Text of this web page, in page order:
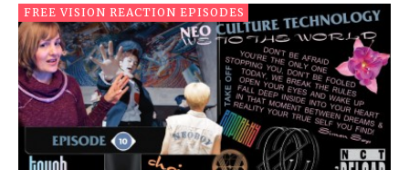
FREE VISION REACTION EPISODES